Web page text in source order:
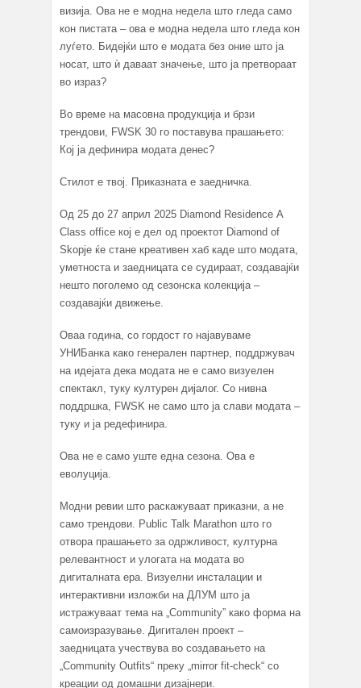
визија. Ова не е модна недела што гледа само
кон пистата – ова е модна недела што гледа кон
луѓето. Бидејќи што е модата без оние што ја
носат, што ѝ даваат значење, што ја претвораат
во израз?
Во време на масовна продукција и брзи
трендови, FWSK 30 го поставува прашањето:
Кој ја дефинира модата денес?
Стилот е твој. Приказната е заедничка.
Од 25 до 27 април 2025 Diamond Residence А
Class office кој е дел од проектот Diamond of
Skopje ќе стане креативен хаб каде што модата,
уметноста и заедницата се судираат, создавајќи
нешто поголемо од сезонска колекција –
создавајќи движење.
Оваа година, со гордост го најавуваме
УНИБанка како генерален партнер, поддржувач
на идејата дека модата не е само визуелен
спектакл, туку културен дијалог. Со нивна
поддршка, FWSK не само што ја слави модата –
туку и ја редефинира.
Ова не е само уште една сезона. Ова е
еволуција.
Модни ревии што раскажуваат приказни, а не
само трендови. Public Talk Marathon што го
отвора прашањето за одржливост, културна
релевантност и улогата на модата во
дигиталната ера. Визуелни инсталации и
интерактивни изложби на ДЛУМ што ја
истражуваат тема на „Community” како форма на
самоизразување. Дигитален проект –
заедницата учествува во создавањето на
„Community Outfits“ преку „mirror fit-check“ со
креации од домашни дизајнери.